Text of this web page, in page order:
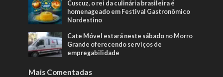
Cuscuz, o rei da culinária brasileira é
homenageado em Festival Gastronômico
Nordestino
Cate Móvel estará neste sábado no Morro
Grande oferecendo serviços de
empregabilidade
Mais Comentadas